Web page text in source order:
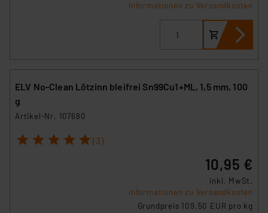
Informationen zu Versandkosten
ELV No-Clean Lötzinn bleifrei Sn99Cu1+ML, 1,5 mm, 100
g
Artikel-Nr. 107680
1 2 3 4 5 (3)
10,95 €
inkl. MwSt.
Informationen zu Versandkosten
Grundpreis 109.50 EUR pro kg